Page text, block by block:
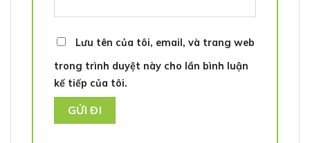
Lưu tên của tôi, email, và trang web
trong trình duyệt này cho lần bình luận
kế tiếp của tôi.